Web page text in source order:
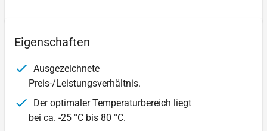
Eigenschaften
Ausgezeichnete
Preis-/Leistungsverhältnis.
Der optimaler Temperaturbereich liegt
bei ca. -25 °C bis 80 °C.